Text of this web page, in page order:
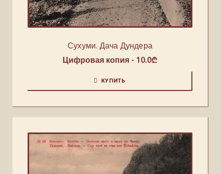
Сухуми. Дача Дундера
Цифровая копия - 10.0₾
КУПИТЬ